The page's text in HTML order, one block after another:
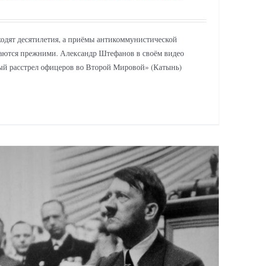
десятилетия, а приёмы антикоммунистической
прежними. Александр Штефанов в своём видео
расстрел офицеров во Второй Мировой» (Катынь)